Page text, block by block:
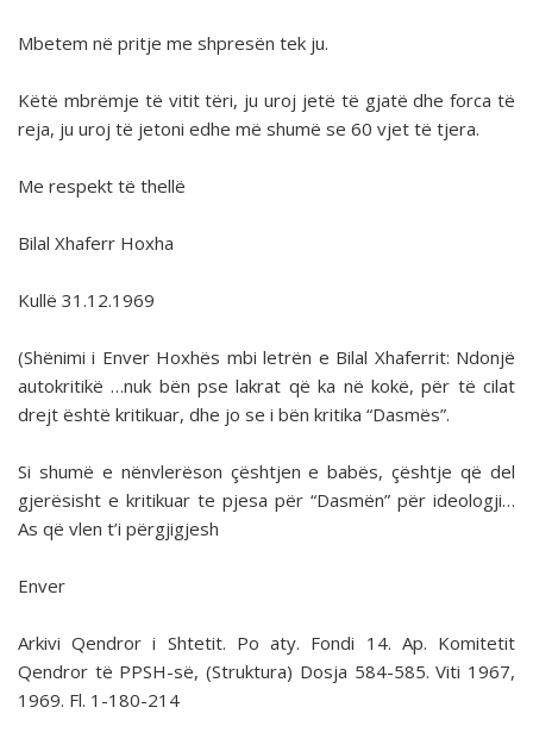
Mbetem në pritje me shpresën tek ju.
Këtë mbrëmje të vitit tëri, ju uroj jetë të gjatë dhe forca të
reja, ju uroj të jetoni edhe më shumë se 60 vjet të tjera.
Me respekt të thellë
Bilal Xhaferr Hoxha
Kullë 31.12.1969
(Shënimi i Enver Hoxhës mbi letrën e Bilal Xhaferrit: Ndonjë
autokritikë …nuk bën pse lakrat që ka në kokë, për të cilat
drejt është kritikuar, dhe jo se i bën kritika “Dasmës”.
Si shumë e nënvlerëson çështjen e babës, çështje që del
gjerësisht e kritikuar te pjesa për “Dasmën” për ideologji…
As që vlen t’i përgjigjesh
Enver
Arkivi Qendror i Shtetit. Po aty. Fondi 14. Ap. Komitetit
Qendror të PPSH-së, (Struktura) Dosja 584-585. Viti 1967,
1969. Fl. 1-180-214